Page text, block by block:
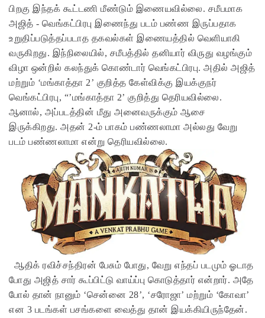
பிறகு இந்தக் கூட்டணி மீண்டும் இணையவில்லை. சமீபமாக
அஜித் - வெங்கட்பிரபு இணைந்து படம் பண்ண இருப்பதாக
உறுதிப்படுத்தப்படாத தகவல்கள் இணையத்தில் வெளியாகி
வருகிறது. இந்நிலையில், சமீபத்தில் தனியார் விருது வழங்கும்
விழா ஒன்றில் கலந்துக் கொண்டார் வெங்கட்பிரபு. அதில் அஜித்
மற்றும் ‘மங்காத்தா 2’ குறித்த கேள்விக்கு இயக்குநர்
வெங்கட்பிரபு, “’மங்காத்தா 2’ குறித்து தெரியவில்லை.
ஆனால், அப்படத்தின் மீது அனைவருக்கும் ஆசை
இருக்கிறது. அதன் 2-ம் பாகம் பண்ணலாமா அல்லது வேறு
படம் பண்ணலாமா என்று தெரியவில்லை.
ஆதிக் ரவிச்சந்திரன் பேசும் போது, வேறு எந்தப் படமும் ஓடாத
போது அஜித் சார் கூப்பிட்டு வாய்ப்பு கொடுத்தார் என்றார். அதே
போல் தான் நானும் ‘சென்னை 28’, ‘சரோஜா’ மற்றும் ‘கோவா’
என 3 படங்கள் பசங்களை வைத்து தான் இயக்கியிருந்தேன்.